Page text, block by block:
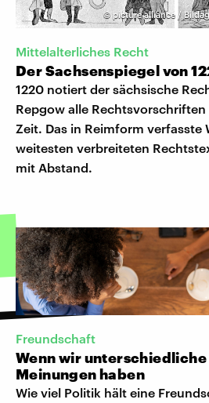
©picture alliance /
Mittelalterliches Recht
Der Sachsenspiegel von
1220 notiert der sächsische
Repgow alle Rechtsvorschriften
Zeit. Das in Reimform verfasste
weitesten verbreiteten
mit Abstand.
Freundschaft
Wenn wir
Meinungen haben
Wie viel Politik hält eine